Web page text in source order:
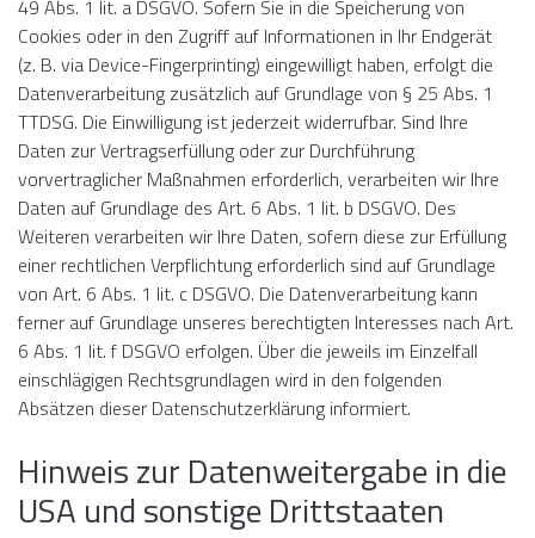
49 Abs. 1 lit. a DSGVO. Sofern Sie in die Speicherung von
Cookies oder in den Zugriff auf Informationen in Ihr Endgerät
(z. B. via Device-Fingerprinting) eingewilligt haben, erfolgt die
Datenverarbeitung zusätzlich auf Grundlage von § 25 Abs. 1
TTDSG. Die Einwilligung ist jederzeit widerrufbar. Sind Ihre
Daten zur Vertragserfüllung oder zur Durchführung
vorvertraglicher Maßnahmen erforderlich, verarbeiten wir Ihre
Daten auf Grundlage des Art. 6 Abs. 1 lit. b DSGVO. Des
Weiteren verarbeiten wir Ihre Daten, sofern diese zur Erfüllung
einer rechtlichen Verpflichtung erforderlich sind auf Grundlage
von Art. 6 Abs. 1 lit. c DSGVO. Die Datenverarbeitung kann
ferner auf Grundlage unseres berechtigten Interesses nach Art.
6 Abs. 1 lit. f DSGVO erfolgen. Über die jeweils im Einzelfall
einschlägigen Rechtsgrundlagen wird in den folgenden
Absätzen dieser Datenschutzerklärung informiert.
Hinweis zur Datenweitergabe in die
USA und sonstige Drittstaaten